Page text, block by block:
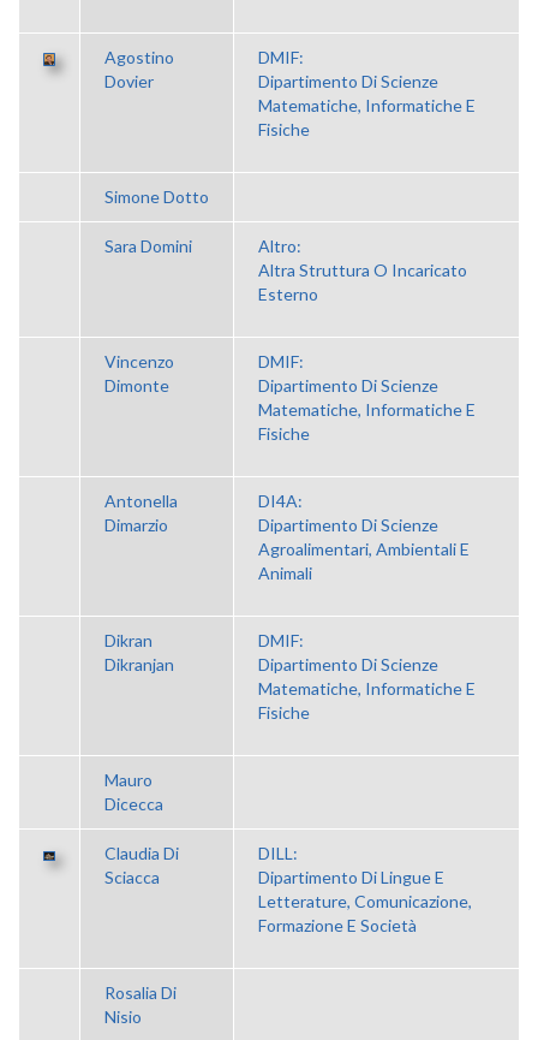
Agostino
Dovier
DMIF:
Dipartimento Di Scienze
Matematiche, Informatiche E
Fisiche
Simone Dotto
Sara Domini
Altro:
Altra Struttura O Incaricato
Esterno
Vincenzo
Dimonte
DMIF:
Dipartimento Di Scienze
Matematiche, Informatiche E
Fisiche
Antonella
Dimarzio
DI4A:
Dipartimento Di Scienze
Agroalimentari, Ambientali E
Animali
Dikran
Dikranjan
DMIF:
Dipartimento Di Scienze
Matematiche, Informatiche E
Fisiche
Mauro
Dicecca
Claudia Di
Sciacca
DILL:
Dipartimento Di Lingue E
Letterature, Comunicazione,
Formazione E Società
Rosalia Di
Nisio